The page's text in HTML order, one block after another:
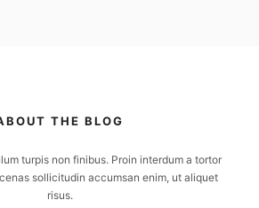
THE BLOG
turpis non finibus. Proin interdum a tortor
sollicitudin accumsan enim, ut aliquet
risus.